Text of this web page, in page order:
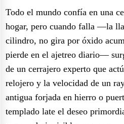
Todo el mundo confía en una
hogar, pero cuando falla —la
cilindro, no gira por óxido
pierde en el ajetreo diario—
de un cerrajero experto que
relojero y la velocidad de un
antigua forjada en hierro o
templado late el deseo